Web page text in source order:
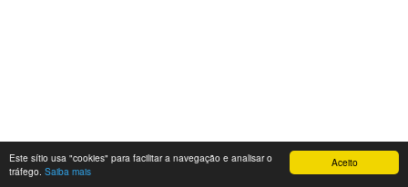
Aceito
Este sítio usa "cookies" para facilitar a navegação e analisar o
tráfego. Saiba mais